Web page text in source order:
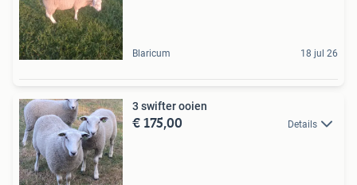
Blaricum 18 jul 26
3 swifter ooien
€ 175,00 Details